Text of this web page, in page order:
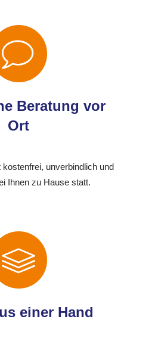
Beratung vor
Ort
unverbindlich und
Ihnen zu Hause statt.
einer Hand